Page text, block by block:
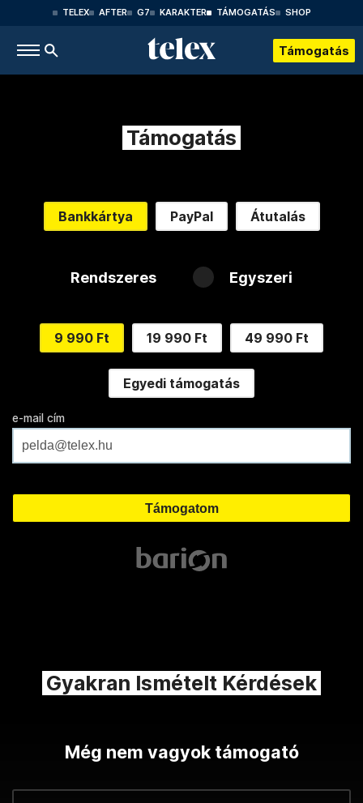
TELEX AFTER G7 KARAKTER TÁMOGATÁS SHOP
Támogatás
Támogatás
Bankkártya PayPal Átutalás
Rendszeres Egyszeri
9 990 Ft 19 990 Ft 49 990 Ft
Egyedi támogatás
e-mail cím
Gyakran Ismételt Kérdések
Még nem vagyok támogató